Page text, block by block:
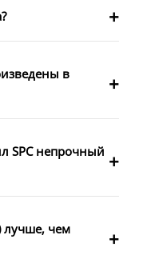
в
SPC непрочный
лучше, чем